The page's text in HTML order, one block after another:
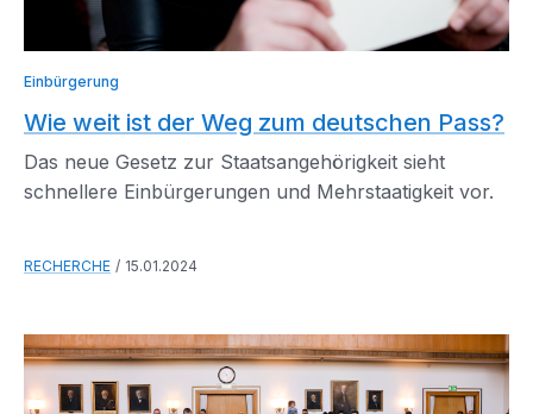
Einbürgerung
Wie weit ist der Weg zum deutschen Pass?
Das neue Gesetz zur Staatsangehörigkeit sieht
schnellere Einbürgerungen und Mehrstaatigkeit vor.
RECHERCHE 15.01.2024